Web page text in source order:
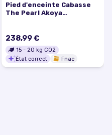
Pied d'enceinte Cabasse
The Pearl Akoya
238,99 €
15 - 20 kg CO2
État correct
Fnac